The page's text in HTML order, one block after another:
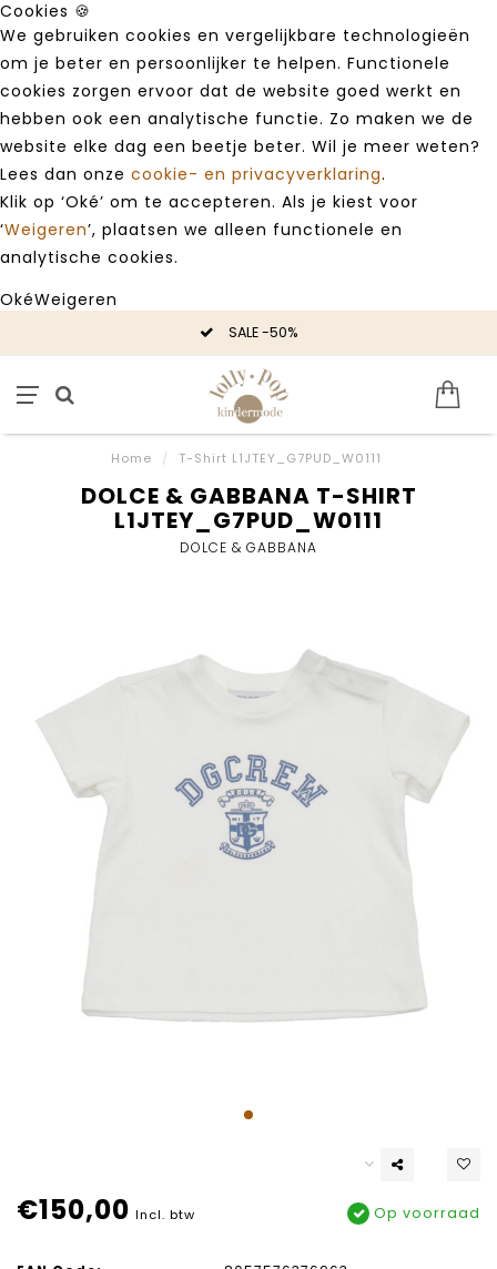
Cookies 🍪
We gebruiken cookies en vergelijkbare technologieën
om je beter en persoonlijker te helpen. Functionele
cookies zorgen ervoor dat de website goed werkt en
hebben ook een analytische functie. Zo maken we de
website elke dag een beetje beter. Wil je meer weten?
Lees dan onze cookie- en privacyverklaring.
Klik op ‘Oké’ om te accepteren. Als je kiest voor
‘Weigeren’, plaatsen we alleen functionele en
analytische cookies.
OkéWeigeren
SALE -50%
Home / T-Shirt L1JTEY_G7PUD_W0111
DOLCE & GABBANA T-SHIRT
L1JTEY_G7PUD_W0111
DOLCE & GABBANA
€150,00 Incl. btw Op voorraad